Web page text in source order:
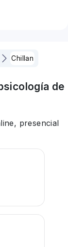
Chillan
de
presencial